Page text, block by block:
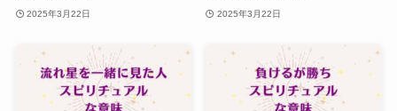
2025年3月22日 2025年3月22日